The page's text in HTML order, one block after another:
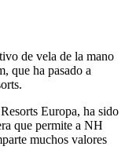
de vela de la mano
que ha pasado a
Europa, ha sido
que permite a NH
muchos valores